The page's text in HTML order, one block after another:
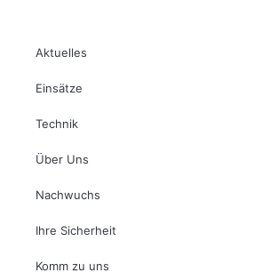
Aktuelles
Einsätze
Technik
Über Uns
Nachwuchs
Ihre Sicherheit
Komm zu uns